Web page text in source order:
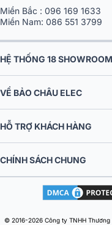
Hỗ Trợ Kỹ Thuật Bảo Hành:
Miền Nam:086 551 3799
HỆ THỐNG 18
VỀ BẢO CHÂU ELEC
HỖ TRỢ KHÁCH HÀNG
CHÍNH SÁCH CHUNG